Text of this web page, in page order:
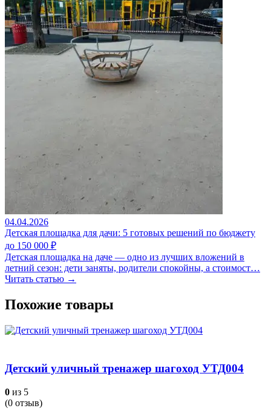
04.04.2026
Детская площадка для дачи: 5 готовых решений по бюджету
до 150 000 ₽
Детская площадка на даче — одно из лучших вложений в
летний сезон: дети заняты, родители спокойны, а стоимост…
Читать статью →
Похожие товары
Детский уличный тренажер шагоход УТД004
0 из 5
(0 отзыв)